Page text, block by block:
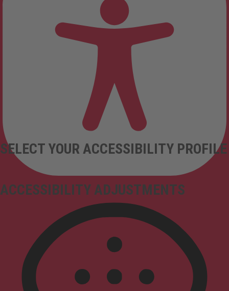
ACCESSIBILITY ADJUSTMENTS
SELECT YOUR ACCESSIBILITY PROFILE